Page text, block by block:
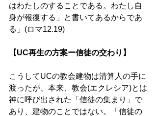
はわたしのすることである。わたし自
身が報復する」と書いてあるからであ
る」(ロマ12.19)
【UC再生の方案ー信徒の交わり】
こうしてUCの教会建物は清算人の手に
渡ったが、本来、教会(エクレシア)とは
神に呼び出された「信徒の集まり」で
あり、建物のことではない。「信徒の